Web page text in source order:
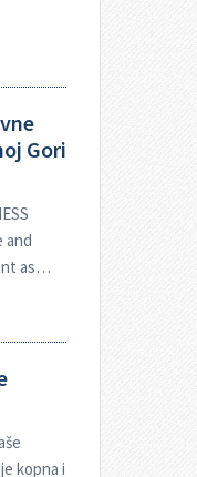
Gori
and
as…
kopna i